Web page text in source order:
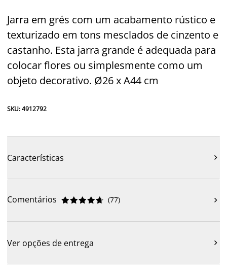
Jarra em grés com um acabamento rústico e
texturizado em tons mesclados de cinzento e
castanho. Esta jarra grande é adequada para
colocar flores ou simplesmente como um
objeto decorativo. Ø26 x A44 cm
SKU: 4912792
Características 
Comentários 




 (77) 
Ver opções de entrega 